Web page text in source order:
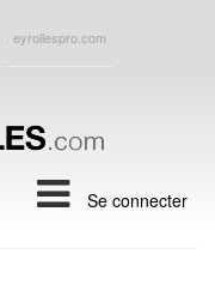
eyrollespro.com
Se connecter